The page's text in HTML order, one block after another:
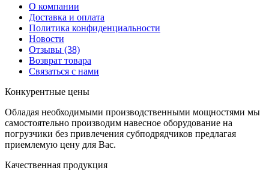
О компании
Доставка и оплата
Политика конфиденциальности
Новости
Отзывы (38)
Возврат товара
Связаться с нами
Конкурентные цены
Обладая необходимыми производственными мощностями мы
самостоятельно производим навесное оборудование на
погрузчики без привлечения субподрядчиков предлагая
приемлемую цену для Вас.
Качественная продукция